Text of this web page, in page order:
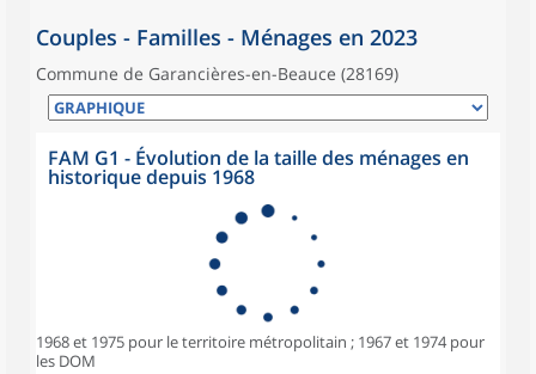
Couples - Familles - Ménages en 2023
Commune de Garancières-en-Beauce (28169)
FAM G1 - Évolution de la taille des ménages en
historique depuis 1968
1968 et 1975 pour le territoire métropolitain ; 1967 et 1974 pour
les DOM